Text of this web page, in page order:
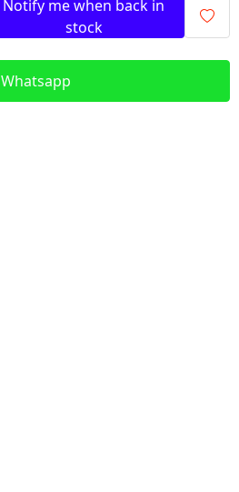
Notify me when back in
stock
Whatsapp